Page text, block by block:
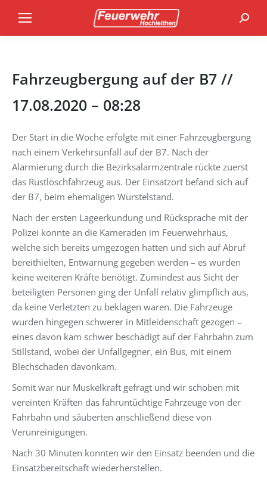
Fahrzeugbergung auf der B7 //
17.08.2020 – 08:28
Der Start in die Woche erfolgte mit einer Fahrzeugbergung
nach einem Verkehrsunfall auf der B7. Nach der
Alarmierung durch die Bezirksalarmzentrale rückte zuerst
das Rüstlöschfahrzeug aus. Der Einsatzort befand sich auf
der B7, beim ehemaligen Würstelstand.
Nach der ersten Lageerkundung und Rücksprache mit der
Polizei konnte an die Kameraden im Feuerwehrhaus,
welche sich bereits umgezogen hatten und sich auf Abruf
bereithielten, Entwarnung gegeben werden – es wurden
keine weiteren Kräfte benötigt. Zumindest aus Sicht der
beteiligten Personen ging der Unfall relativ glimpflich aus,
da keine Verletzten zu beklagen waren. Die Fahrzeuge
wurden hingegen schwerer in Mitleidenschaft gezogen –
eines davon kam schwer beschädigt auf der Fahrbahn zum
Stillstand, wobei der Unfallgegner, ein Bus, mit einem
Blechschaden davonkam.
Somit war nur Muskelkraft gefragt und wir schoben mit
vereinten Kräften das fahruntüchtige Fahrzeuge von der
Fahrbahn und säuberten anschließend diese von
Verunreinigungen.
Nach 30 Minuten konnten wir den Einsatz beenden und die
Einsatzbereitschaft wiederherstellen.